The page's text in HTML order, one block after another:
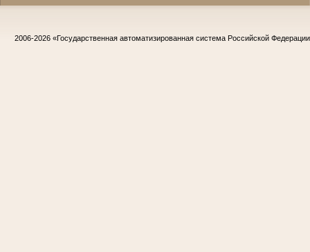
2006-2026 «Государственная автоматизированная система Российской